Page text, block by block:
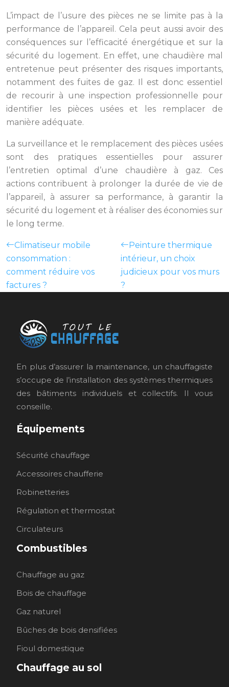
L’impact de l’usure des pièces ne se limite pas à la
performance de l’appareil. Cela peut aussi avoir des
conséquences sur l’efficacité énergétique et sur la
sécurité du logement. En effet, une chaudière mal
entretenue peut présenter des risques importants,
notamment des fuites de gaz. Il est donc essentiel
de recourir à une inspection professionnelle pour
identifier les pièces usées et les remplacer de
manière adéquate.
La surveillance et le remplacement des pièces usées
sont des pratiques essentielles pour assurer
l’entretien optimal d’une chaudière à gaz. Ces
actions contribuent à prolonger la durée de vie de
l’appareil, à assurer sa performance, à garantir la
sécurité du logement et à réaliser des économies sur
le long terme.
Climatiseur mobile
consommation :
comment réduire vos
factures ?
Peinture thermique
intérieur, un choix
judicieux pour vos murs
?
En plus d’assurer la maintenance, un chauffagiste
s’occupe de l’installation des systèmes thermiques
des bâtiments individuels et collectifs. Il vous
conseille.
Équipements
Sécurité chauffage
Accessoires chaufferie
Robinetteries
Régulation et thermostat
Circulateurs
Combustibles
Chauffage au gaz
Bois de chauffage
Gaz naturel
Bûches de bois densifiées
Fioul domestique
Chauffage au sol